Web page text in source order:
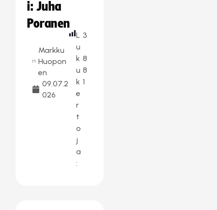
i: Juha
Poranen
Markku
Huopon
en
09.07.2
026
L
u
k
u
k
e
r
t
o
j
a
:
3
8
8
1